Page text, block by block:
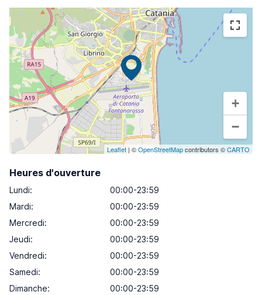
+
−
Leaflet | ©OpenStreetMapcontributors ©CARTO
Heures d'ouverture
Lundi:
00:00-23:59
Mardi:
00:00-23:59
Mercredi:
00:00-23:59
Jeudi:
00:00-23:59
Vendredi:
00:00-23:59
Samedi:
00:00-23:59
Dimanche: 00:00-23:59